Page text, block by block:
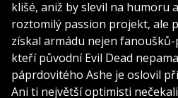
klišé, aniž by slevil na humoru
roztomilý passion projekt, ale
získal armádu nejen
kteří původní Evil Dead
páprdovitého Ashe je oslovil
Ani ti největší optimisti